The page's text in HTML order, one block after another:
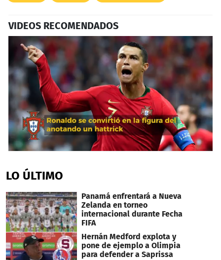
VIDEOS RECOMENDADOS
of
36
LO ÚLTIMO
Panamá enfrentará a Nueva
Zelanda en torneo
internacional durante Fecha
FIFA
Hernán Medford explota y
pone de ejemplo a Olimpia
para defender a Saprissa